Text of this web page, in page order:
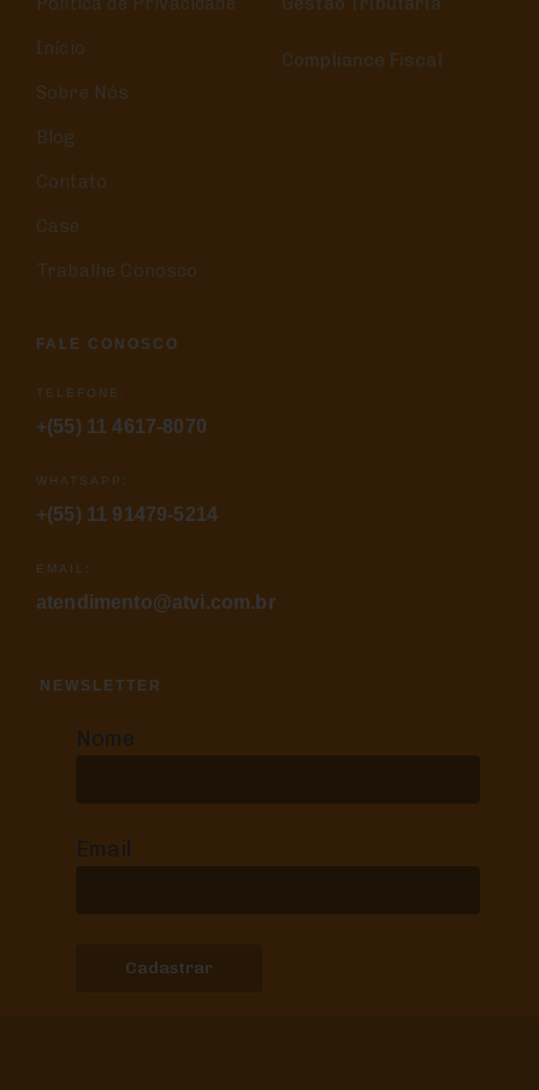
Início
Sobre Nós
Blog
Contato
Case
Trabalhe Conosco
Compliance Fiscal
FALE CONOSCO
TELEFONE:
+(55) 11 4617-8070
WHATSAPP:
+(55) 11 91479-5214
EMAIL:
atendimento@atvi.com.br
NEWSLETTER
Nome
Email